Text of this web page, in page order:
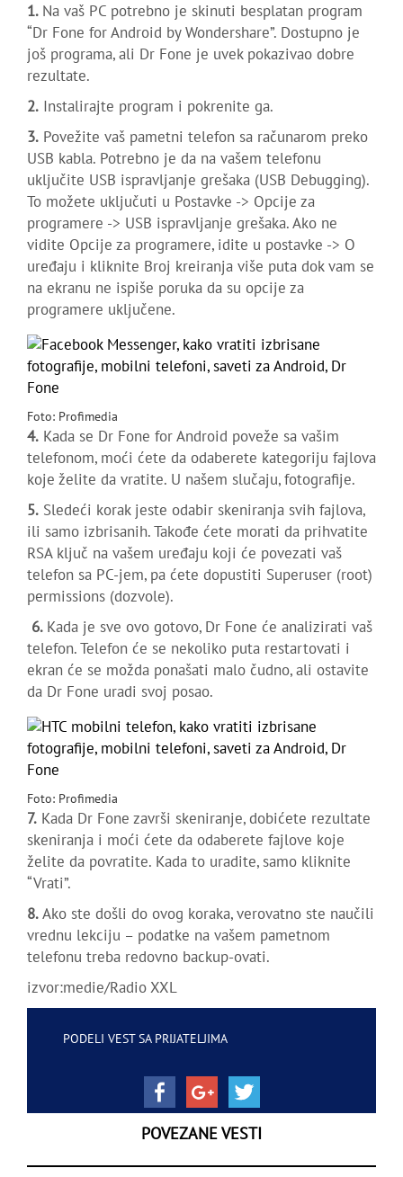
1. Na vaš PC potrebno je skinuti besplatan program
“Dr Fone for Android by Wondershare”. Dostupno je
još programa, ali Dr Fone je uvek pokazivao dobre
rezultate.
2. Instalirajte program i pokrenite ga.
3. Povežite vaš pametni telefon sa računarom preko
USB kabla. Potrebno je da na vašem telefonu
uključite USB ispravljanje grešaka (USB Debugging).
To možete uključuti u Postavke -> Opcije za
programere -> USB ispravljanje grešaka. Ako ne
vidite Opcije za programere, idite u postavke -> O
uređaju i kliknite Broj kreiranja više puta dok vam se
na ekranu ne ispiše poruka da su opcije za
programere uključene.
Foto: Profimedia
4. Kada se Dr Fone for Android poveže sa vašim
telefonom, moći ćete da odaberete kategoriju fajlova
koje želite da vratite. U našem slučaju, fotografije.
5. Sledeći korak jeste odabir skeniranja svih fajlova,
ili samo izbrisanih. Takođe ćete morati da prihvatite
RSA ključ na vašem uređaju koji će povezati vaš
telefon sa PC-jem, pa ćete dopustiti Superuser (root)
permissions (dozvole).
6. Kada je sve ovo gotovo, Dr Fone će analizirati vaš
telefon. Telefon će se nekoliko puta restartovati i
ekran će se možda ponašati malo čudno, ali ostavite
da Dr Fone uradi svoj posao.
Foto: Profimedia
7. Kada Dr Fone završi skeniranje, dobićete rezultate
skeniranja i moći ćete da odaberete fajlove koje
želite da povratite. Kada to uradite, samo kliknite
“Vrati”.
8. Ako ste došli do ovog koraka, verovatno ste naučili
vrednu lekciju – podatke na vašem pametnom
telefonu treba redovno backup-ovati.
izvor:medie/Radio XXL
PODELI VEST SA PRIJATELJIMA
POVEZANE VESTI